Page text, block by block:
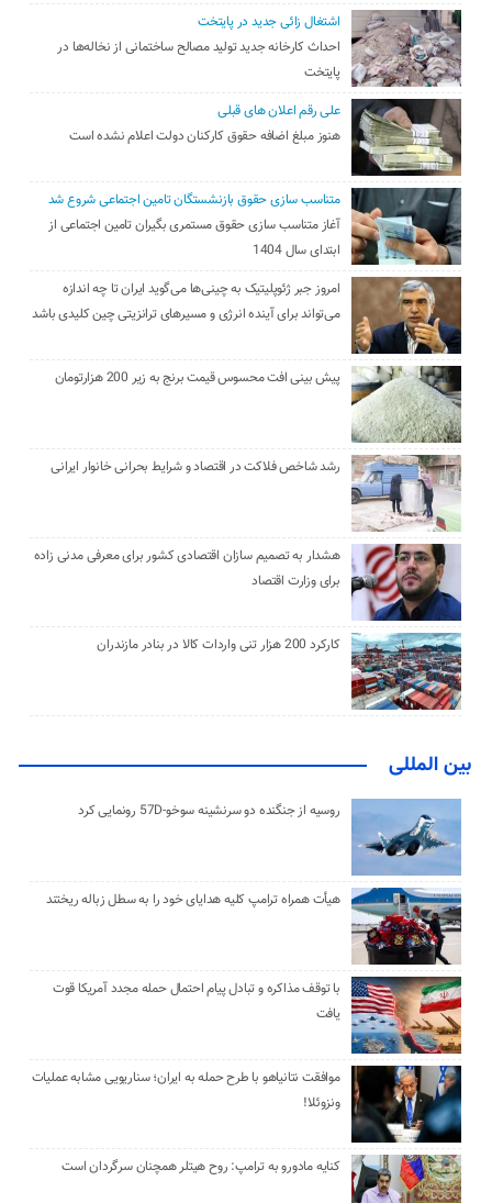
اشتغال زائی جدید در پایتخت
احداث کارخانه جدید تولید مصالح ساختمانی از نخاله‌ها در
پایتخت
علی رقم اعلان های قبلی
هنوز مبلغ اضافه حقوق کارکنان دولت اعلام نشده است
متناسب سازی حقوق بازنشستگان تامین اجتماعی شروع شد
آغاز متناسب سازی حقوق مستمری بگیران تامین اجتماعی از
ابتدای سال 1404
امروز جبر ژئوپلیتیک به چینی‌ها می‌گوید ایران تا چه اندازه
می‌تواند برای آینده انرژی و مسیرهای ترانزیتی چین کلیدی باشد
پیش بینی افت محسوس قیمت برنج به زیر 200 هزارتومان
رشد شاخص فلاکت در اقتصاد و شرایط بحرانی خانوار ایرانی
هشدار به تصمیم سازان اقتصادی کشور برای معرفی مدنی زاده
برای وزارت اقتصاد
کارکرد 200 هزار تنی واردات کالا در بنادر مازندران
بین المللی
روسیه از جنگنده دو سرنشینه سوخو-57D رونمایی کرد
هیأت همراه ترامپ کلیه هدایای خود را به سطل زباله ریختند
با توقف مذاکره و تبادل پیام احتمال حمله مجدد آمریکا قوت
یافت
موافقت نتانیاهو با طرح حمله به ایران؛ سناریویی مشابه عملیات
ونزوئلا!
کنایه مادورو به ترامپ: روح هیتلر همچنان سرگردان است